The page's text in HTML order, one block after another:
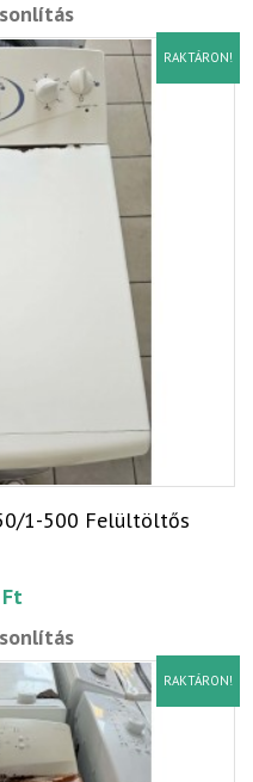
RAKTÁRON!
1-500 Felültöltős
RAKTÁRON!